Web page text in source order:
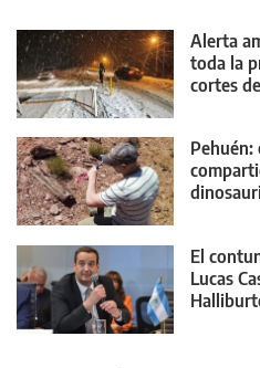
Alerta
toda la
cortes
El
Lucas